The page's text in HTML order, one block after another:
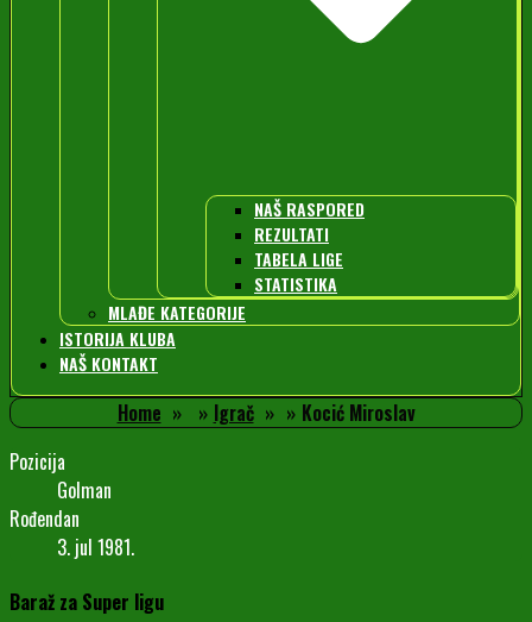
NAŠ RASPORED
REZULTATI
TABELA LIGE
STATISTIKA
MLAĐE KATEGORIJE
ISTORIJA KLUBA
NAŠ KONTAKT
Home Igrač
Kocić Miroslav
Pozicija
Golman
Rođendan
3. jul 1981.
Baraž za Super ligu